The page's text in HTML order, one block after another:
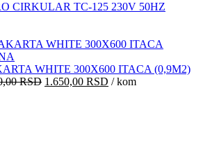
CIRKULAR TC-125 230V 50HZ
WHITE 300X600 ITACA (0,9M2)
RSD Originalna
1.650,00 RSD Trenutna
/ kom